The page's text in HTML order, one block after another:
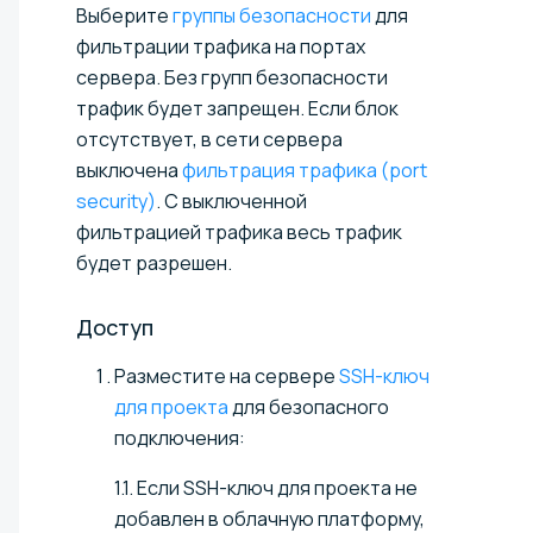
Выберитегруппы безопасностидля
фильтрации трафика на портах
сервера. Без групп безопасности
трафик будет запрещен. Если блок
отсутствует, в сети сервера
выключенафильтрация трафика (port
security). С выключенной
фильтрацией трафика весь трафик
будет разрешен.
Доступ
Разместите на сервереSSH-ключ
для проектадля безопасного
подключения:
1.1. Если SSH-ключ для проекта не
добавлен в облачную платформу,